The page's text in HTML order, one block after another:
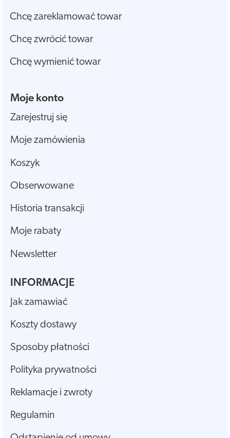
Chcę zareklamować towar
Chcę zwrócić towar
Chcę wymienić towar
Moje konto
Zarejestruj się
Moje zamówienia
Koszyk
Obserwowane
Historia transakcji
Moje rabaty
Newsletter
INFORMACJE
Jak zamawiać
Koszty dostawy
Sposoby płatności
Polityka prywatności
Reklamacje i zwroty
Regulamin